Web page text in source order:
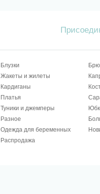
Блузки
Жакеты и жилеты
Кардиганы
Платья
Туники и джемперы
Разное
Одежда для беременных
Распродажа